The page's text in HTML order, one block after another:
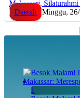
Makassari,
Daerah
Minggu,
1